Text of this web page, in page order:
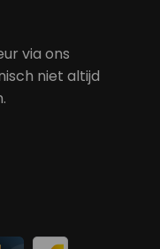
via ons
niet altijd